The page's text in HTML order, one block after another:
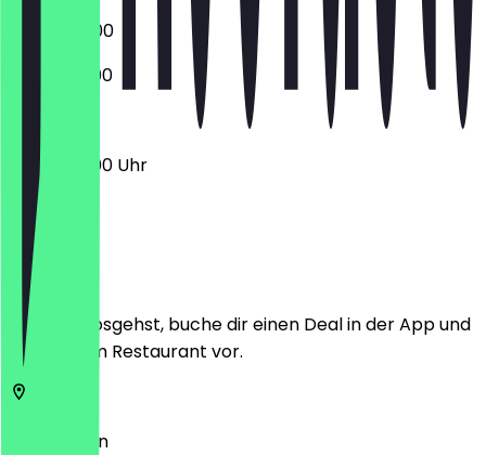
06:00 - 13:00
06:30 - 13:00
05:30 - 19:00 Uhr
Ort
Bevor du losgehst, buche dir einen Deal in der App und
zeige ihn im Restaurant vor.
Berlin